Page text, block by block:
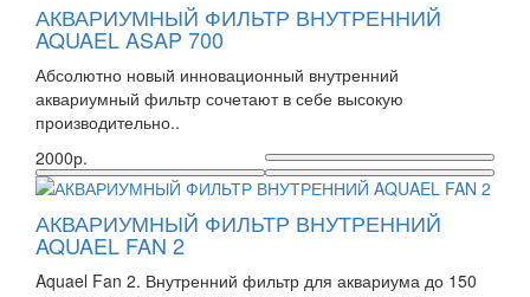
АКВАРИУМНЫЙ ФИЛЬТР ВНУТРЕННИЙ
AQUAEL ASAP 700
Абсолютно новый инновационный внутренний
аквариумный фильтр сочетают в себе высокую
производительно..
2000р.
АКВАРИУМНЫЙ ФИЛЬТР ВНУТРЕННИЙ
AQUAEL FAN 2
Aquael Fan 2. Внутренний фильтр для аквариума до 150